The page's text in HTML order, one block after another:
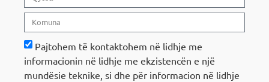
Pajtohem të kontaktohem në lidhje me
informacionin në lidhje me ekzistencën e një
mundësie teknike, si dhe për informacion në lidhje